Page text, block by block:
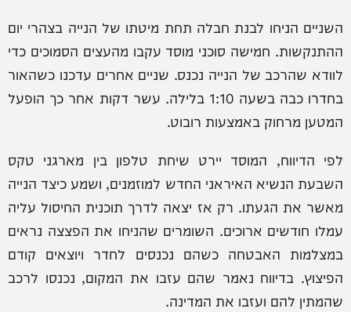
השניים הניחו לבנת חבלה תחת מיטתו של הנייה בצהרי יום
ההתנקשות. חמישה סוכני מוסד עקבו מהעצים הסמוכים כדי
לוודא שהרכב של הנייה נכנס. שניים אחרים עדכנו כשהאור
בחדרו כבה בשעה 1:10 בלילה. עשר דקות אחר כך הופעל
המטען מרחוק באמצעות רובוט.
לפי הדיווח, המוסד יירט שיחת טלפון בין מארגני טקס
השבעת הנשיא האיראני החדש למוזמנים, ושמע כיצד הנייה
מאשר את הגעתו. רק אז יצאה לדרך תוכנית החיסול עליה
עמלו חודשים ארוכים. השומרים שהניחו את הפצצה נראים
במצלמות האבטחה כשהם נכנסים לחדר ויוצאים קודם
הפיצוץ. בדיווח נאמר שהם עזבו את המקום, נכנסו לרכב
שהמתין להם ועזבו את המדינה.